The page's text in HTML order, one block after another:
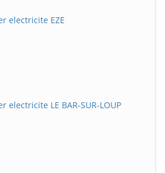
electricite EZE
electricite LE BAR-SUR-LOUP